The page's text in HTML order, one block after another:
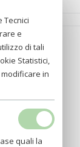
Tecnici
e
di tali
Statistici,
in
quali la